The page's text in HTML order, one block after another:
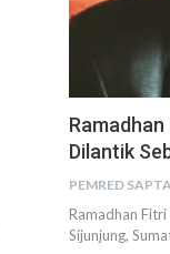
Dilantik
Ramadhan
Sijunjung,